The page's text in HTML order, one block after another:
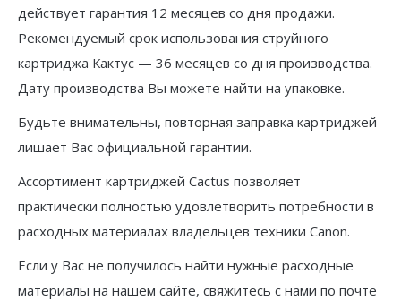
действует гарантия 12 месяцев со дня продажи.
Рекомендуемый срок использования струйного
картриджа Кактус — 36 месяцев со дня производства.
Дату производства Вы можете найти на упаковке.
Будьте внимательны, повторная заправка картриджей
лишает Вас официальной гарантии.
Ассортимент картриджей Cactus позволяет
практически полностью удовлетворить потребности в
расходных материалах владельцев техники Canon.
Если у Вас не получилось найти нужные расходные
материалы на нашем сайте, свяжитесь с нами по почте